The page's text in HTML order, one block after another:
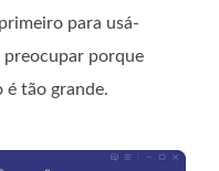
para usá-
preocupar porque
é tão grande.